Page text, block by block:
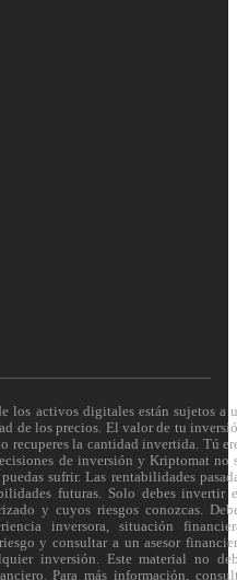
los activos digitales están sujetos a
de los precios. El valor de tu
recuperes la cantidad invertida. Tú
de inversión y Kriptomat no
sufrir. Las rentabilidades
futuras. Solo debes invertir
y cuyos riesgos conozcas.
inversora, situación
y consultar a un asesor
inversión. Este material no
Para más información,